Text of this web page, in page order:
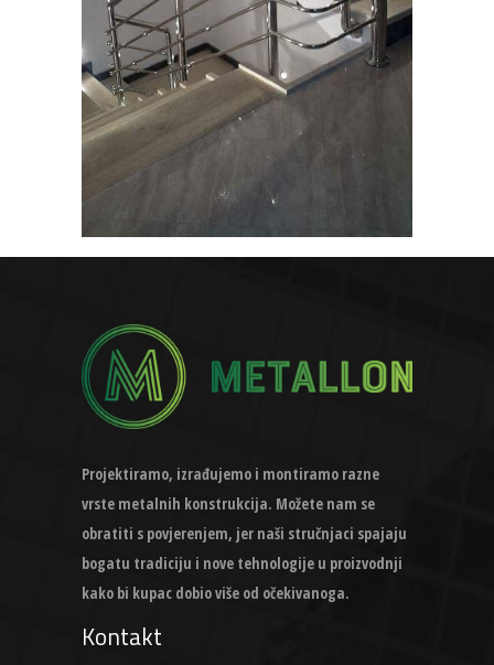
Projektiramo, izrađujemo i montiramo razne
vrste metalnih konstrukcija. Možete nam se
obratiti s povjerenjem, jer naši stručnjaci spajaju
bogatu tradiciju i nove tehnologije u proizvodnji
kako bi kupac dobio više od očekivanoga.
Kontakt